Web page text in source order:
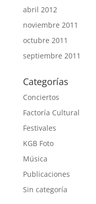
abril 2012
noviembre 2011
octubre 2011
septiembre 2011
Categorías
Conciertos
Factoría Cultural
Festivales
KGB Foto
Música
Publicaciones
Sin categoría